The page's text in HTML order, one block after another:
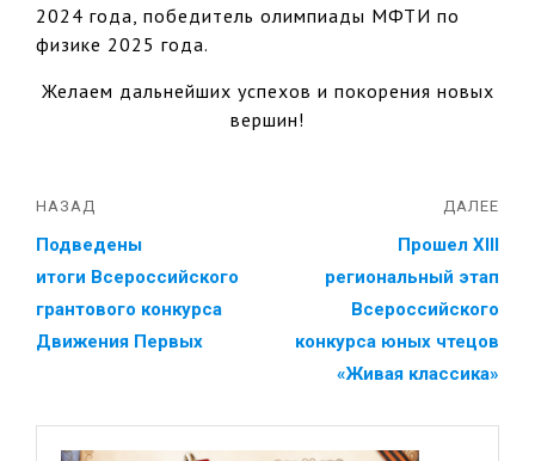
2024 года, победитель олимпиады МФТИ по
физике 2025 года.
Желаем дальнейших успехов и покорения новых
вершин!
НАЗАД
Подведены
итоги Всероссийского
грантового конкурса
Движения Первых
ДАЛЕЕ
Прошел ХIII
региональный этап
Всероссийского
конкурса юных чтецов
«Живая классика»